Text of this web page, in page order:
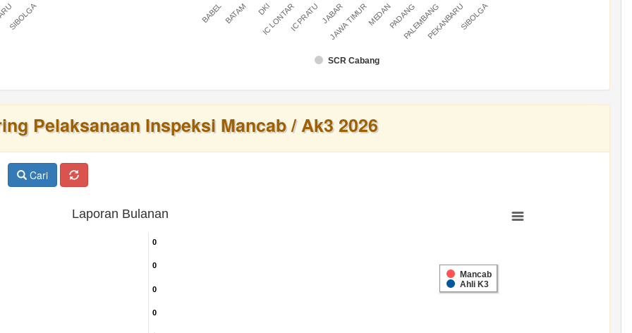
SIBOLGA
SCR Cabang
BABELBATAM DKI
IC LONTARIC PRATU JABAR
JAWA TIMURMEDANPADANGPALEMBANGPEKANBARUSIBOLGA
Pelaksanaan Inspeksi Mancab / Ak3 2026
Cari
Laporan Bulanan
0
0
0
0
0
0
0
0
Mancab
Ahli K3